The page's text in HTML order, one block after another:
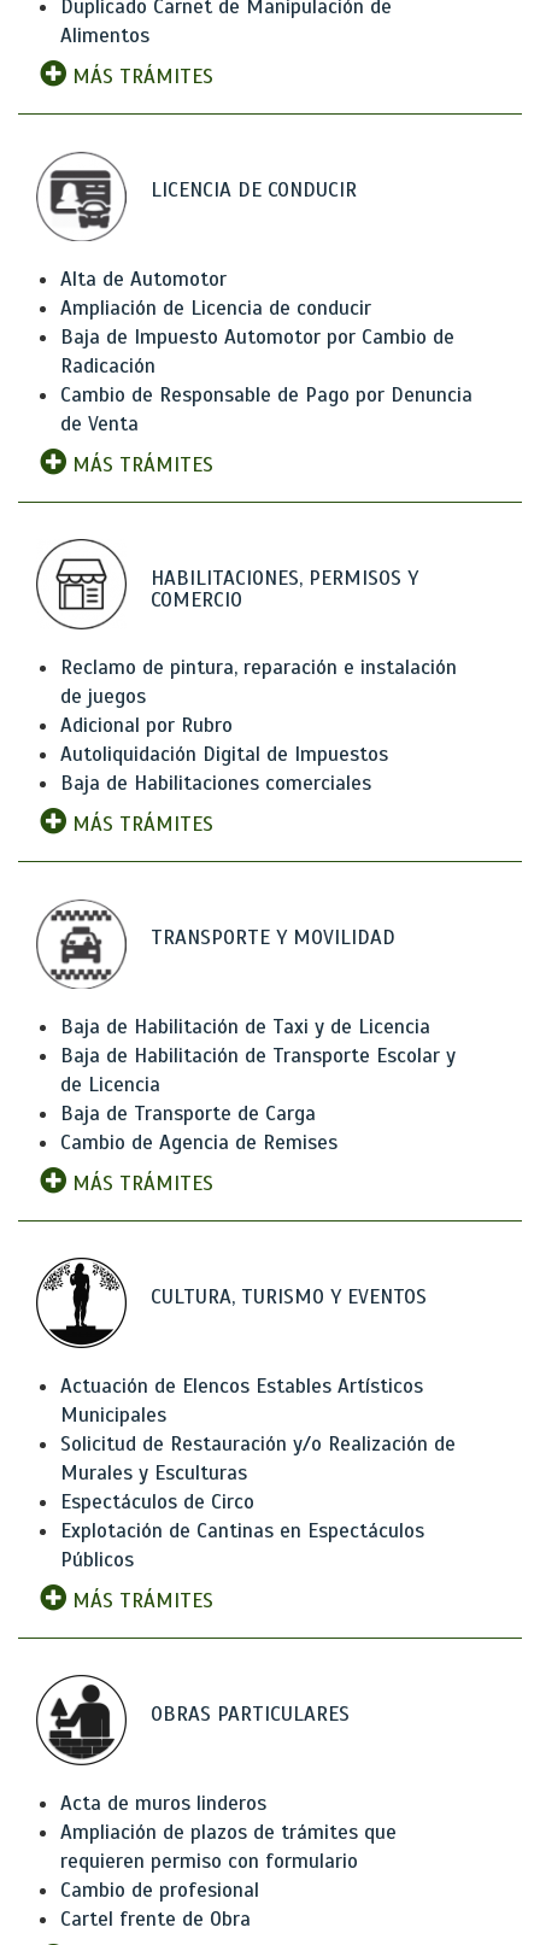
Duplicado Carnet de Manipulación de
Alimentos
MÁS TRÁMITES
LICENCIA DE CONDUCIR
Alta de Automotor
Ampliación de Licencia de conducir
Baja de Impuesto Automotor por Cambio de
Radicación
Cambio de Responsable de Pago por Denuncia
de Venta
MÁS TRÁMITES
HABILITACIONES, PERMISOS Y
COMERCIO
Reclamo de pintura, reparación e instalación
de juegos
Adicional por Rubro
Autoliquidación Digital de Impuestos
Baja de Habilitaciones comerciales
MÁS TRÁMITES
TRANSPORTE Y MOVILIDAD
Baja de Habilitación de Taxi y de Licencia
Baja de Habilitación de Transporte Escolar y
de Licencia
Baja de Transporte de Carga
Cambio de Agencia de Remises
MÁS TRÁMITES
CULTURA, TURISMO Y EVENTOS
Actuación de Elencos Estables Artísticos
Municipales
Solicitud de Restauración y/o Realización de
Murales y Esculturas
Espectáculos de Circo
Explotación de Cantinas en Espectáculos
Públicos
MÁS TRÁMITES
OBRAS PARTICULARES
Acta de muros linderos
Ampliación de plazos de trámites que
requieren permiso con formulario
Cambio de profesional
Cartel frente de Obra